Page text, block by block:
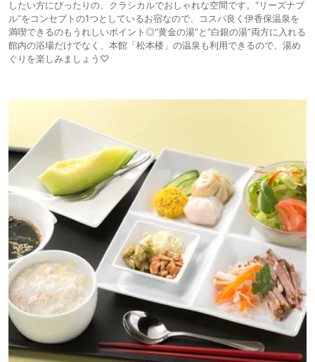
したい方にぴったりの、クラシカルでおしゃれな空間です。“リーズナブ
ル”をコンセプトの1つとしているお宿なので、コスパ良く伊香保温泉を
満喫できるのもうれしいポイント◎“黄金の湯”と“白銀の湯”両方に入れる
館内の浴場だけでなく、本館「松本楼」の温泉も利用できるので、湯め
ぐりを楽しみましょう♡